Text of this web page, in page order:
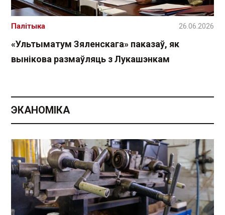
«Ультыматум Зяленскага» паказаў, як
вынікова размаўляць з Лукашэнкам
Палітыка 26.06.2026
ЭКАНОМІКА